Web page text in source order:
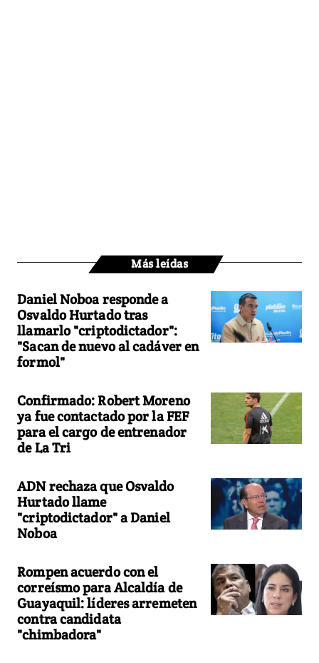
Más leídas
Daniel Noboa responde a
Osvaldo Hurtado tras
llamarlo "criptodictador":
"Sacan de nuevo al cadáver en
formol"
Confirmado: Robert Moreno
ya fue contactado por la FEF
para el cargo de entrenador
de La Tri
ADN rechaza que Osvaldo
Hurtado llame
"criptodictador" a Daniel
Noboa
Rompen acuerdo con el
correísmo para Alcaldía de
Guayaquil: líderes arremeten
contra candidata
"chimbadora"